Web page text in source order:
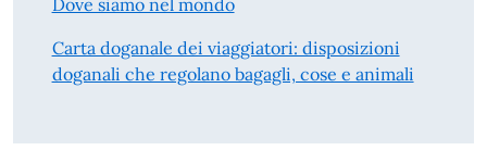
Dove siamo nel mondo
Carta doganale dei viaggiatori: disposizioni
doganali che regolano bagagli, cose e animali